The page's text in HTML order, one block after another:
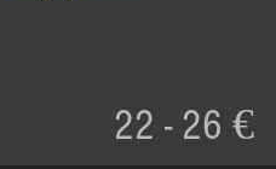
22 - 26 €